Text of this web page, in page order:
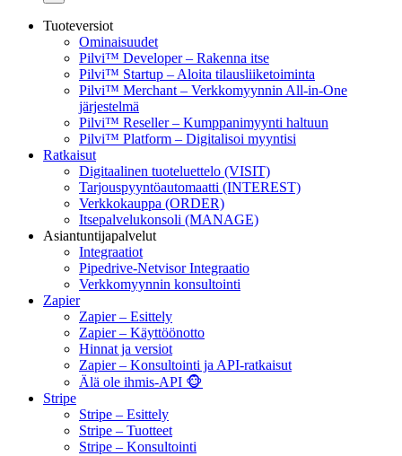
Tuoteversiot
Ominaisuudet
Pilvi™ Developer – Rakenna itse
Pilvi™ Startup – Aloita tilausliiketoiminta
Pilvi™ Merchant – Verkkomyynnin All-in-One
järjestelmä
Pilvi™ Reseller – Kumppanimyynti haltuun
Pilvi™ Platform – Digitalisoi myyntisi
Ratkaisut
Digitaalinen tuoteluettelo (VISIT)
Tarjouspyyntöautomaatti (INTEREST)
Verkkokauppa (ORDER)
Itsepalvelukonsoli (MANAGE)
Asiantuntijapalvelut
Integraatiot
Pipedrive-Netvisor Integraatio
Verkkomyynnin konsultointi
Zapier
Zapier – Esittely
Zapier – Käyttöönotto
Hinnat ja versiot
Zapier – Konsultointi ja API-ratkaisut
Älä ole ihmis-API 🐵
Stripe
Stripe – Esittely
Stripe – Tuotteet
Stripe – Konsultointi